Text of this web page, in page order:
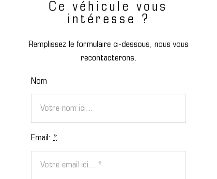
Ce véhicule vous
intéresse ?
Remplissez le formulaire ci-dessous, nous vous
recontacterons.
Nom
Email:*